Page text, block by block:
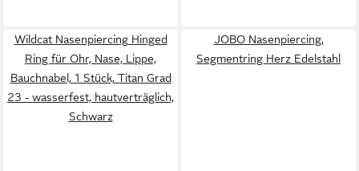
Wildcat Nasenpiercing Hinged
Ring für Ohr, Nase, Lippe,
Bauchnabel, 1 Stück, Titan Grad
23 - wasserfest, hautverträglich,
Schwarz
JOBO Nasenpiercing,
Segmentring Herz Edelstahl